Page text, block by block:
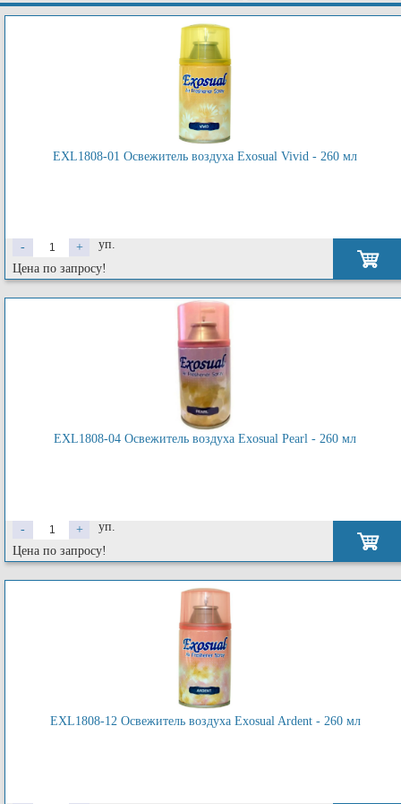
EXL1808-01 Освежитель воздуха Exosual Vivid - 260 мл
- +
уп.
Цена по запросу!
EXL1808-04 Освежитель воздуха Exosual Pearl - 260 мл
- +
уп.
Цена по запросу!
EXL1808-12 Освежитель воздуха Exosual Ardent - 260 мл